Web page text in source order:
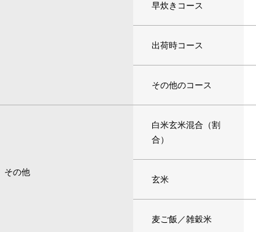
早炊きコース
出荷時コース
その他のコース
その他
白米玄米混合（割
合）
玄米
麦ご飯／雑穀米